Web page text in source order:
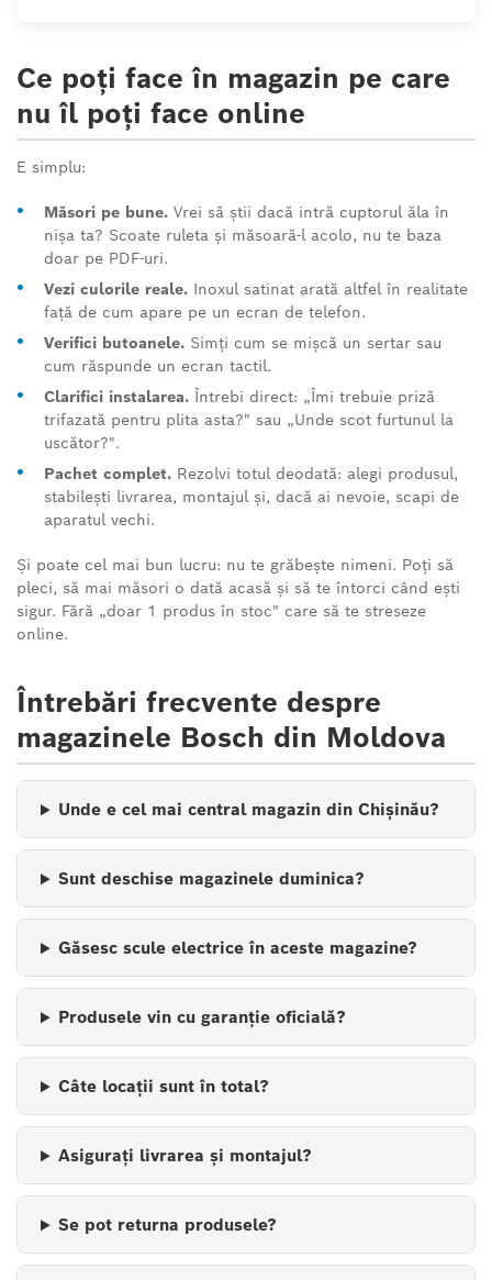
Ce poți face în magazin pe care
nu îl poți face online
E simplu:
• Măsori pe bune. Vrei să știi dacă intră cuptorul ăla în
nișa ta? Scoate ruleta și măsoară-l acolo, nu te baza
doar pe PDF-uri.
• Vezi culorile reale. Inoxul satinat arată altfel în realitate
față de cum apare pe un ecran de telefon.
• Verifici butoanele. Simți cum se mișcă un sertar sau
cum răspunde un ecran tactil.
• Clarifici instalarea. Întrebi direct: „Îmi trebuie priză
trifazată pentru plita asta?" sau „Unde scot furtunul la
uscător?".
• Pachet complet. Rezolvi totul deodată: alegi produsul,
stabilești livrarea, montajul și, dacă ai nevoie, scapi de
aparatul vechi.
Și poate cel mai bun lucru: nu te grăbește nimeni. Poți să
pleci, să mai măsori o dată acasă și să te întorci când ești
sigur. Fără „doar 1 produs în stoc" care să te streseze
online.
Întrebări frecvente despre
magazinele Bosch din Moldova
Unde e cel mai central magazin din Chișinău?
Sunt deschise magazinele duminica?
Găsesc scule electrice în aceste magazine?
Produsele vin cu garanție oficială?
Câte locații sunt în total?
Asigurați livrarea și montajul?
Se pot returna produsele?